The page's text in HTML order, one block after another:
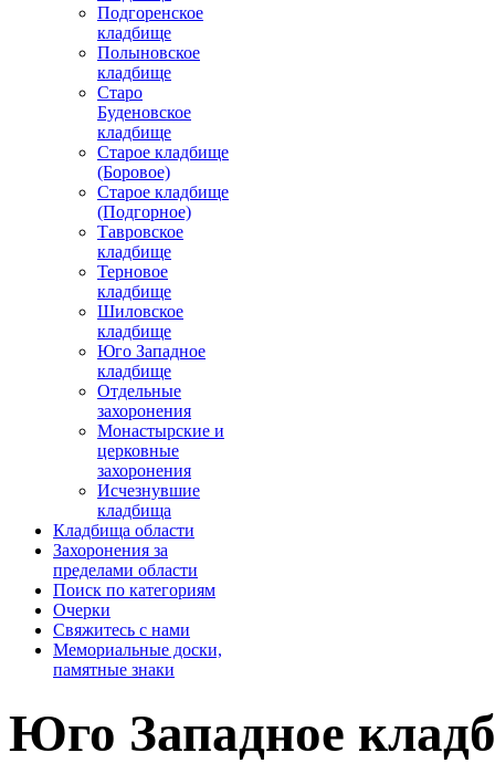
Подгоренское
кладбище
Полыновское
кладбище
Старо
Буденовское
кладбище
Старое кладбище
(Боровое)
Старое кладбище
(Подгорное)
Тавровское
кладбище
Терновое
кладбище
Шиловское
кладбище
Юго Западное
кладбище
Отдельные
захоронения
Монастырские и
церковные
захоронения
Исчезнувшие
кладбища
Кладбища области
Захоронения за
пределами области
Поиск по категориям
Очерки
­Свяжитесь с нами
Мемориальные доски,
памятные знаки
Юго Западное